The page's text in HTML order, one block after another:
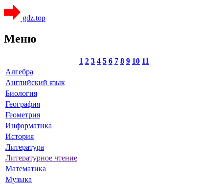
gdz.top
Меню
1 2 3 4 5 6 7 8 9 10 11
Алгебра
Английский язык
Биология
География
Геометрия
Информатика
История
Литература
Литературное чтение
Математика
Музыка